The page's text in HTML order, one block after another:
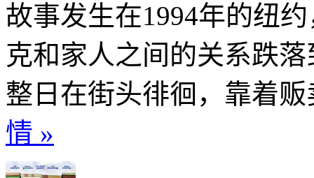
故事发生在1994年的纽
克和家人之间的关系跌
整日在街头徘徊，靠着
情 »